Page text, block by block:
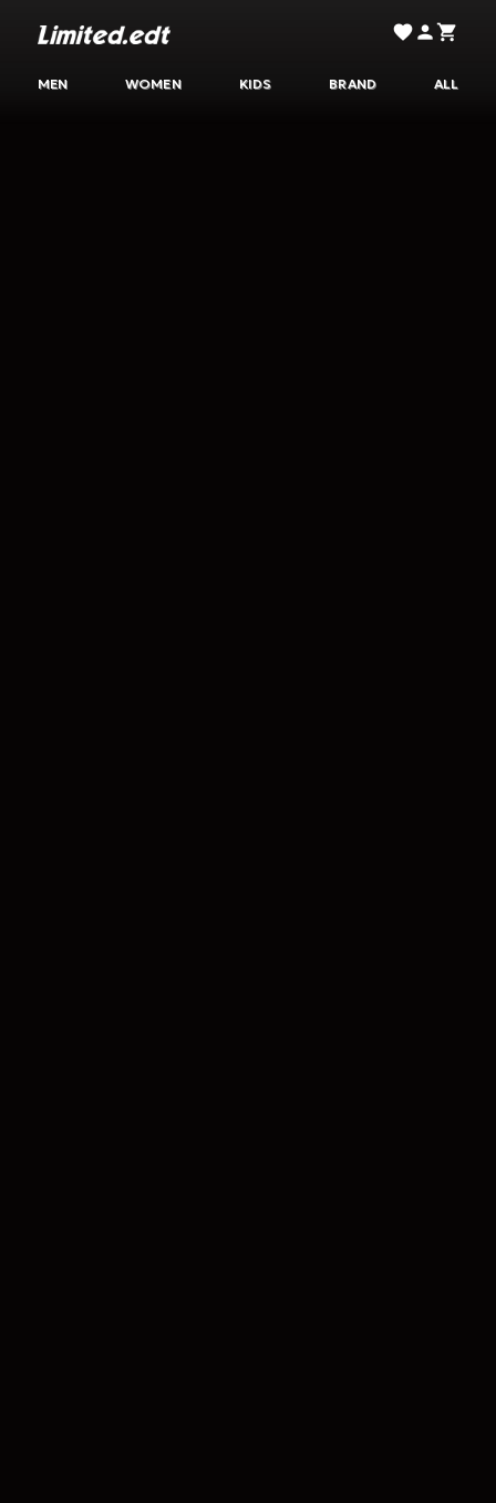
Limited.edt - リミテッドエディション公式オンライ
MEN WOMEN KIDS BRAND ALL